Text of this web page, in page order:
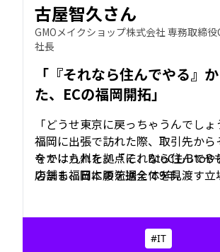
古屋智久さん
GMOメイクショップ株式会社 専務取締役
社長
「『それなら住んでやる』
た、ECの福岡開拓」
「どうせ東京に戻っちゃうんでしょ
福岡に出張で訪れた際、取引先から
をかけられた。「それなら住んでや
のまま福岡に腰を据えて9年。
今では九州を拠点に、BtoCもBtoB
店舗も、日本の流通全体を見渡す立
#IT